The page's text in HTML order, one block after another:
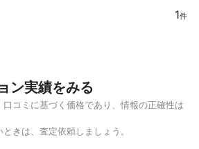
1件
ン実績をみる
コミに基づく価格であり、情報の正確性は
きは、査定依頼しましょう。